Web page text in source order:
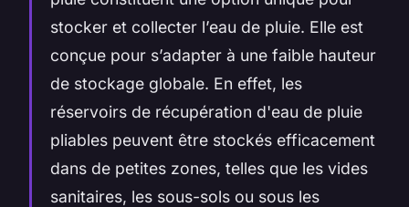
stocker et collecter l’eau de pluie. Elle est
conçue pour s’adapter à une faible hauteur
de stockage globale. En effet, les
réservoirs de récupération d'eau de pluie
pliables peuvent être stockés efficacement
dans de petites zones, telles que les vides
sanitaires, les sous-sols ou sous les